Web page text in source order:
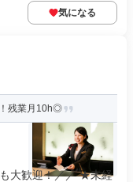
気になる
残業月10h◎
大歓迎！／／ ★未経